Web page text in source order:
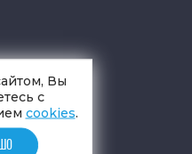
Вы
с
cookies.